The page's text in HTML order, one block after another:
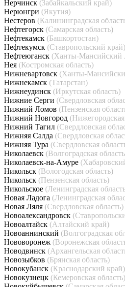
Нерчинск (Забайкальский край)
Нерюнгри (Якутия)
Нестеров (Калининградская
Нефтегорск (Самарская область)
Нефтекамск (Башкортостан)
Нефтекумск (Ставропольский край)
Нефтеюганск (Ханты-
Нея (Костромская область)
Нижневартовск (Ханты-
Нижнекамск (Татарстан)
Нижнеудинск (Иркутская область)
Нижние Серги (Свердловская
Нижний Ломов (Пензенская
Нижний Новгород (Нижегородская
Нижний Тагил (Свердловская
Нижняя Салда (Свердловская
Нижняя Тура (Свердловская
Николаевск (Волгоградская
Николаевск-на-Амуре
Никольск (Вологодская область)
Никольск (Пензенская область)
Никольское (Ленинградская
Новая Ладога (Ленинградская
Новая Ляля (Свердловская область)
Новоалександровск
Новоалтайск (Алтайский край)
Новоаннинский (Волгоградская
Нововоронеж (Воронежская
Новодвинск (Архангельская
Новозыбков (Брянская область)
Новокубанск (Краснодарский край)
Новокузнецк (Кемеровская область)